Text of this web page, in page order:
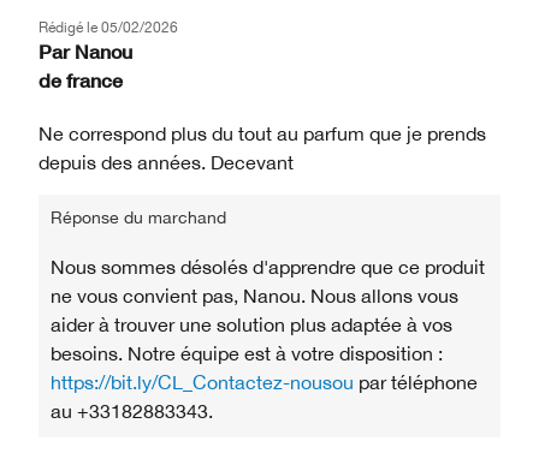
Rédigé le 05/02/2026
Par Nanou
de france
Ne correspond plus du tout au parfum que je prends
depuis des années. Decevant
Réponse du marchand
Nous sommes désolés d'apprendre que ce produit
ne vous convient pas, Nanou. Nous allons vous
aider à trouver une solution plus adaptée à vos
besoins. Notre équipe est à votre disposition :
https://bit.ly/CL_Contactez-nousou par téléphone
au +33182883343.